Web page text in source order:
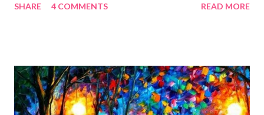
sehingga hasilnya bisa dilihat. Peran alat dan bahan sangat
memiliki spesifikasi berbeda sesuai jenisnya. Berikut peralatan
menggambar bentuk: 1. Kertas Gambar Kegiatan menggambar
membutuhkan kertas yang baik agar proses pembuatan gambar lebih
SHARE 4 COMMENTS READ MORE